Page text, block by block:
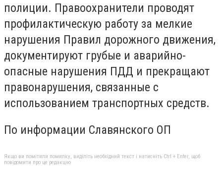
полиции. Правоохранители проводят
профилактическую работу за мелкие
нарушения Правил дорожного движения,
документируют грубые и аварийно-
опасные нарушения ПДД и прекращают
правонарушения, связанные с
использованием транспортных средств.
По информации Славянского ОП
Якщо ви помітили помилку, виділіть необхідний текст і натисніть Ctrl + Enter, щоб
повідомити про це редакцію